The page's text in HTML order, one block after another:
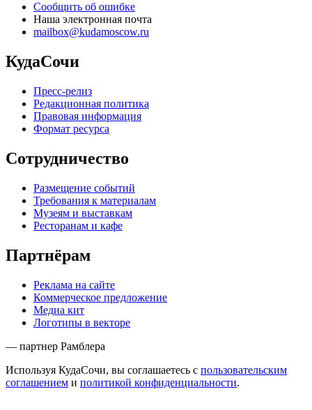
Сообщить об ошибке
Наша электронная почта
mailbox@kudamoscow.ru
КудаСочи
Пресс-релиз
Редакционная политика
Правовая информация
Формат ресурса
Сотрудничество
Размещение событий
Требования к материалам
Музеям и выставкам
Ресторанам и кафе
Партнёрам
Реклама на сайте
Коммерческое предложение
Медиа кит
Логотипы в векторе
— партнер Рамблера
Используя КудаСочи, вы соглашаетесь с пользовательским
соглашением и политикой конфиденциальности.